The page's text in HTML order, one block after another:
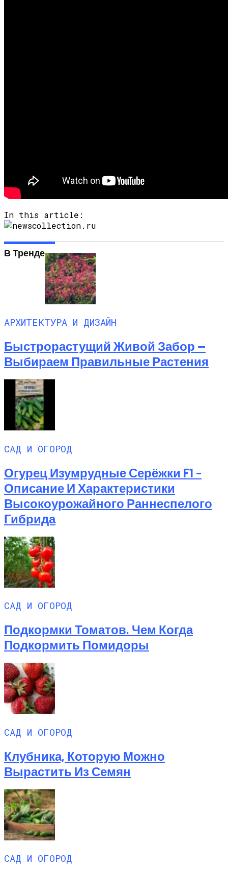
In this article:
В Тренде
АРХИТЕКТУРА И ДИЗАЙН
Быстрорастущий Живой Забор —
Выбираем Правильные Растения
САД И ОГОРОД
Огурец Изумрудные Серёжки F1 –
Описание И Характеристики
Высокоурожайного Раннеспелого
Гибрида
САД И ОГОРОД
Подкормки Томатов. Чем Когда
Подкормить Помидоры
САД И ОГОРОД
Клубника, Которую Можно
Вырастить Из Семян
САД И ОГОРОД